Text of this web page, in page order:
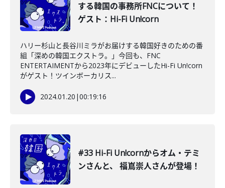
する韓国の事務所FNCについて！
ゲスト：Hi-Fi Un!corn
ハリー杉山と長谷川ミラがお届けする韓国好きのための番
組「深めの韓国エクストラ。」今回も、FNC
ENTERTAIMENTから2023年にデビューしたHi-Fi Un!corn
がゲスト！ツインボーカリス...
2024.01.20 |00:19:16
#33 Hi-Fi Un!cornからオム・テミ
ンさんと、 福嶌崇人さんが登場！